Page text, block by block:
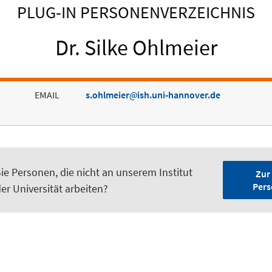
PLUG-IN PERSONENVERZEICHNIS
Dr. Silke Ohlmeier
EMAIL s.ohlmeier ish.uni-hannover.de
Personen, die nicht an unserem Institut
Universität arbeiten?
Zur